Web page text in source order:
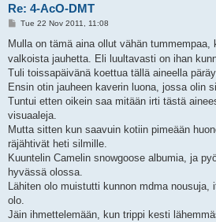
Re: 4-AcO-DMT
P
s
Tue 22 Nov 2011, 11:08
Mulla on tämä aina ollut vähän
valkoista jauhetta. Eli luultavasti on ihan
Tuli toissapäivänä koettua tällä aineella
Ensin otin jauheen kaverin luona, jossa olin
Tuntui etten oikein saa mitään irti tästä
visuaaleja.
Mutta sitten kun saavuin kotiin pimeään
räjähtivät heti silmille.
Kuuntelin Camelin snowgoose albumia, ja
hyvässä olossa.
Lähiten olo muistutti kunnon mdma nousuja,
olo.
Jäin ihmettelemään, kun trippi kesti